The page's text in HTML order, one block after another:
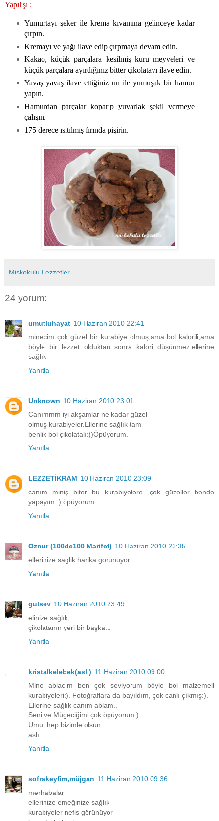
Yapılışı :
Yumurtayı şeker ile krema kıvamına gelinceye kadar
çırpın.
Kremayı ve yağı ilave edip çırpmaya devam edin.
Kakao, küçük parçalara kesilmiş kuru meyveleri ve
küçük parçalara ayırdığınız bitter çikolatayı ilave edin.
Yavaş yavaş ilave ettiğiniz un ile yumuşak bir hamur
yapın.
Hamurdan parçalar koparıp yuvarlak şekil vermeye
çalışın.
175 derece ısıtılmış fırında pişirin.
Miskokulu Lezzetler
24 yorum:
umutluhayat 10 Haziran 2010 22:41
minecim çok güzel bir kurabiye olmuş,ama bol kalorili,ama
böyle bir lezzet olduktan sonra kalori düşünmez.ellerine
sağlık
Yanıtla
Unknown 10 Haziran 2010 23:01
Canımmm iyi akşamlar ne kadar güzel
olmuş kurabiyeler.Ellerine sağlık tam
benlik bol çikolatalı:))Öpüyorum.
Yanıtla
LEZZETİKRAM 10 Haziran 2010 23:09
canım miniş biter bu kurabiyelere ,çok güzeller bende
yapayım :) öpüyorum
Yanıtla
Oznur (100de100 Marifet) 10 Haziran 2010 23:35
ellerinize saglik harika gorunuyor
Yanıtla
gulsev 10 Haziran 2010 23:49
elinize sağlık,
çikolatanın yeri bir başka...
Yanıtla
kristalkelebek(aslı) 11 Haziran 2010 09:00
Mine ablacım ben çok seviyorum böyle bol malzemeli
kurabiyeleri:). Fotoğraflara da bayıldım, çok canlı çıkmış:).
Ellerine sağlık canım ablam..
Seni ve Mügeciğimi çok öpüyorum:).
Umut hep bizimle olsun...
aslı
Yanıtla
sofrakeyfim,müjgan 11 Haziran 2010 09:36
merhabalar
ellerinize emeğinize sağlık
kurabiyeler nefis görünüyor